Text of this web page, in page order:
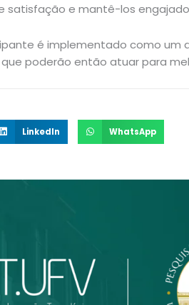
satisfação e mantê-los
é implementado como
poderão então atuar para
LinkedIn WhatsApp